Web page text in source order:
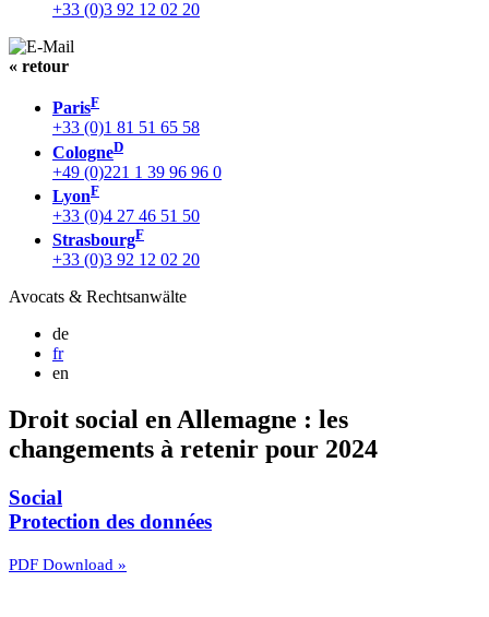
+33 (0)3 92 12 02 20
« retour
ParisF
+33 (0)1 81 51 65 58
CologneD
+49 (0)221 1 39 96 96 0
LyonF
+33 (0)4 27 46 51 50
StrasbourgF
+33 (0)3 92 12 02 20
Avocats & Rechtsanwälte
de
fr
en
Droit social en Allemagne : les
changements à retenir pour 2024
Social
Protection des données
PDF Download »